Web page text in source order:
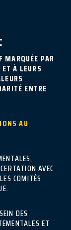
MARQUÉE PAR
À LEURS
ENTRE
AU
AVEC
COMITÉS
DES
ET